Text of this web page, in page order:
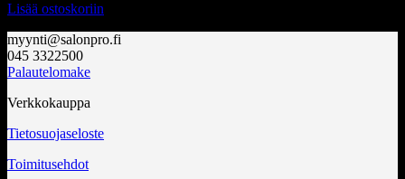
Lisää ostoskoriin
myynti@salonpro.fi
045 3322500
Palautelomake
Verkkokauppa
Tietosuojaseloste
Toimitusehdot